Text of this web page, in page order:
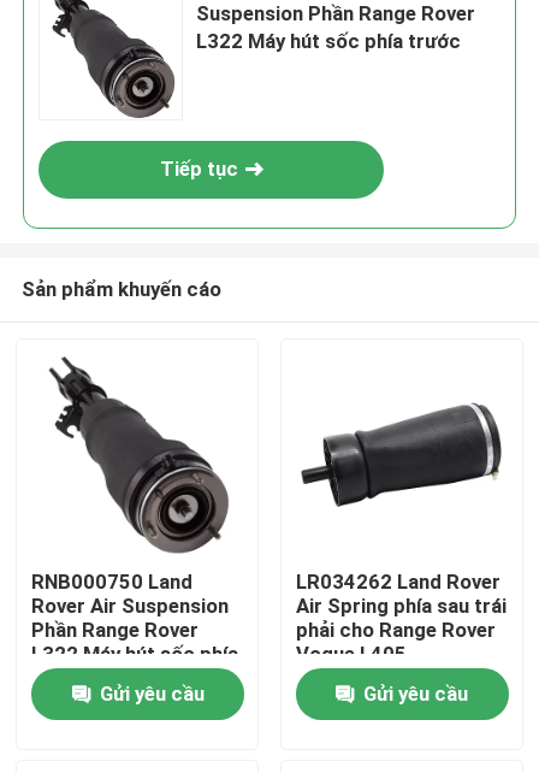
Nhà
Sản phẩm
Suspension Phần Range Rover
L322 Máy hút sốc phía trước
Tiếp tục
Sản phẩm khuyến cáo
RNB000750 Land
Rover Air Suspension
Phần Range Rover
L322 Máy hút sốc phía
trước
Gửi yêu cầu
LR034262 Land Rover
Air Spring phía sau trái
phải cho Range Rover
Vogue L405
Gửi yêu cầu